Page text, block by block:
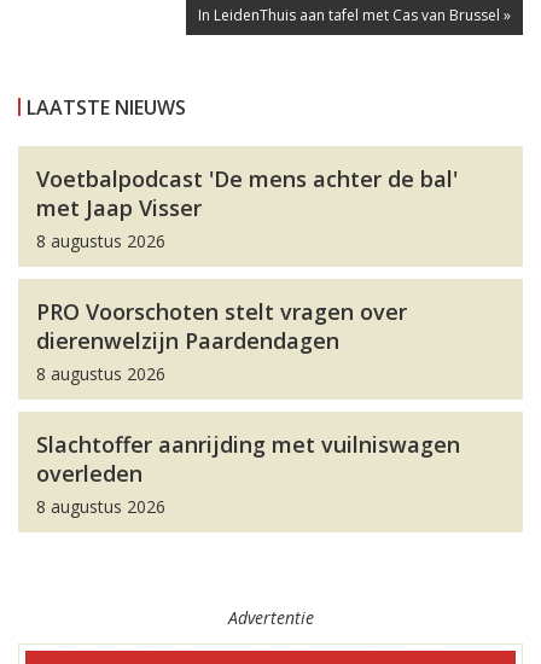
In LeidenThuis aan tafel met Cas van Brussel »
LAATSTE NIEUWS
Voetbalpodcast 'De mens achter de bal'
met Jaap Visser
8 augustus 2026
PRO Voorschoten stelt vragen over
dierenwelzijn Paardendagen
8 augustus 2026
Slachtoffer aanrijding met vuilniswagen
overleden
8 augustus 2026
Advertentie